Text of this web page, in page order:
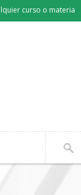
curso o materia